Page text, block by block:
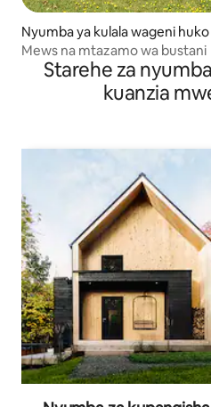
Nyumba ya kulala wageni
Mews na mtazamo wa bustani
Starehe za
kuanzia